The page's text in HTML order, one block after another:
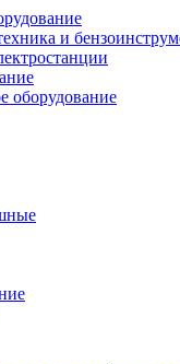
и
оборудование